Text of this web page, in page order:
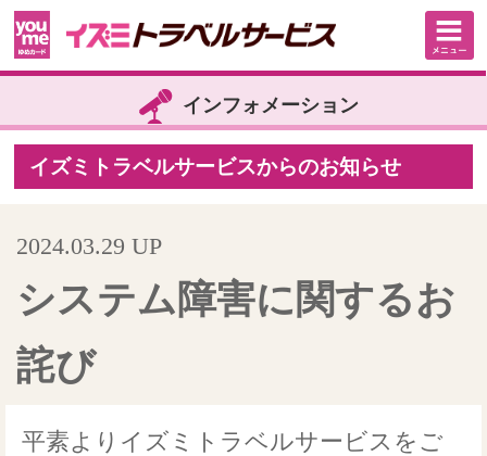
インフォメーション
イズミトラベルサービスからのお知らせ
2024.03.29 UP
システム障害に関するお
詫び
平素よりイズミトラベルサービスをご